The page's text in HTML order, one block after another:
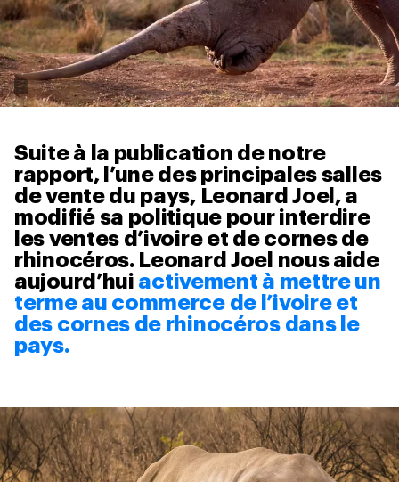
Suite à la publication de notre
rapport, l’une des principales salles
de vente du pays, Leonard Joel, a
modifié sa politique pour interdire
les ventes d’ivoire et de cornes de
rhinocéros. Leonard Joel nous aide
aujourd’hui activement à mettre un
terme au commerce de l’ivoire et
des cornes de rhinocéros dans le
pays.